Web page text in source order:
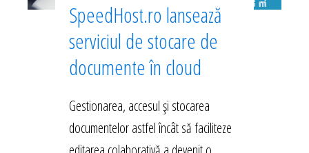
SpeedHost.ro lansează
serviciul de stocare de
documente în cloud
Gestionarea, accesul și stocarea
documentelor astfel încât să faciliteze